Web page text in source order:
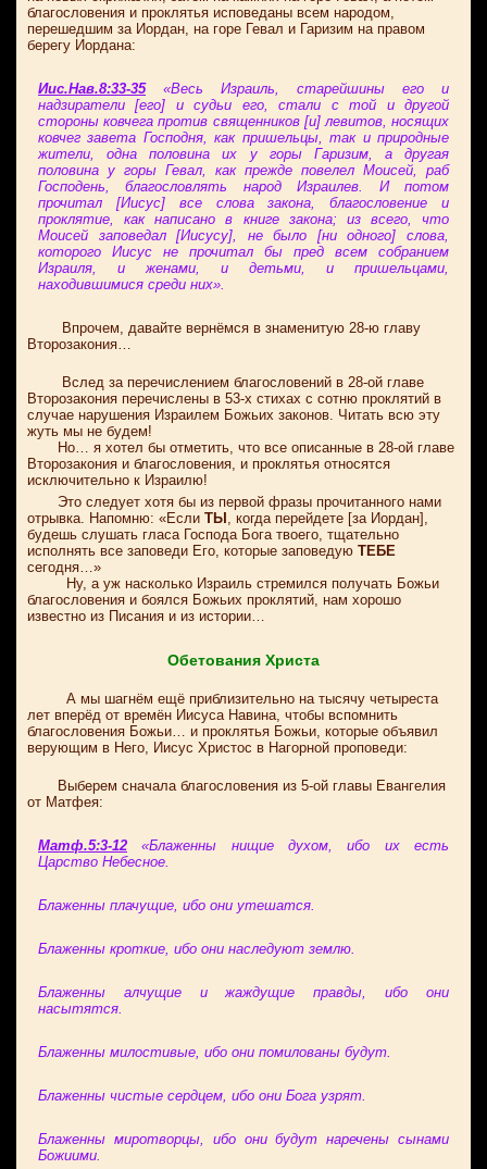
благословения и проклятья исповеданы всем народом,
перешедшим за Иордан, на горе Гевал и Гаризим на правом
берегу Иордана:
Иис.Нав.8:33-35«Весь Израиль, старейшины его и
надзиратели [его] и судьи его, стали с той и другой
стороны ковчега против священников [и] левитов, носящих
ковчег завета Господня, как пришельцы, так и природные
жители, одна половина их у горы Гаризим, а другая
половина у горы Гевал, как прежде повелел Моисей, раб
Господень, благословлять народ Израилев. И потом
прочитал [Иисус] все слова закона, благословение и
проклятие, как написано в книге закона; из всего, что
Моисей заповедал [Иисусу], не было [ни одного] слова,
которого Иисус не прочитал бы пред всем собранием
Израиля, и женами, и детьми, и пришельцами,
находившимися среди них».
Впрочем, давайте вернёмся в знаменитую 28-ю главу
Второзакония…
Вслед за перечислением благословений в 28-ой главе
Второзакония перечислены в 53-х стихах с сотню проклятий в
случае нарушения Израилем Божьих законов. Читать всю эту
жуть мы не будем!
Но… я хотел бы отметить, что все описанные в 28-ой главе
Второзакония и благословения, и проклятья относятся
исключительно к Израилю!
Это следует хотя бы из первой фразы прочитанного нами
отрывка. Напомню: «Если ТЫ , когда перейдете [за Иордан],
будешь слушать гласа Господа Бога твоего, тщательно
исполнять все заповеди Его, которые заповедую ТЕБЕ
сегодня…»
Ну, а уж насколько Израиль стремился получать Божьи
благословения и боялся Божьих проклятий, нам хорошо
известно из Писания и из истории…
Обетования Христа
А мы шагнём ещё приблизительно на тысячу четыреста
лет вперёд от времён Иисуса Навина, чтобы вспомнить
благословения Божьи… и проклятья Божьи, которые объявил
верующим в Него, Иисус Христос в Нагорной проповеди:
Выберем сначала благословения из 5-ой главы Евангелия
от Матфея:
Матф.5:3-12 «Блаженны нищие духом, ибо их есть
Царство Небесное.
Блаженны плачущие, ибо они утешатся.
Блаженны кроткие, ибо они наследуют землю.
Блаженны алчущие и жаждущие правды, ибо они
насытятся.
Блаженны милостивые, ибо они помилованы будут.
Блаженны чистые сердцем, ибо они Бога узрят.
Блаженны миротворцы, ибо они будут наречены сынами
Божиими.